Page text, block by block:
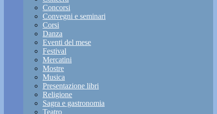
Concorsi
Convegni e seminari
Corsi
Danza
Eventi del mese
Festival
Mercatini
Mostre
Musica
Presentazione libri
Religione
Sagra e gastronomia
Teatro